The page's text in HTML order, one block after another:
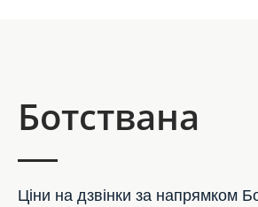
Ботствана
Ціни на дзвінки за напрямком